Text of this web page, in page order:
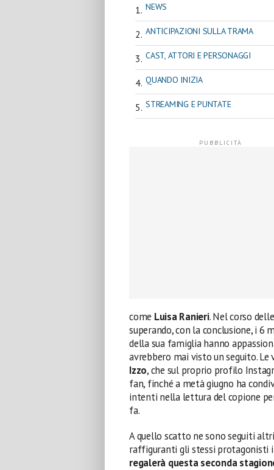
NEWS
ANTICIPAZIONI SULLA TRAMA
CAST, ATTORI E PERSONAGGI
QUANDO INIZIA
STREAMING E PUNTATE
come Luisa Ranieri. Nel corso
superando, con la conclusione, i 6
della sua famiglia hanno
avrebbero mai visto un seguito.
Izzo, che sul proprio profilo
fan, finché a metà giugno ha
intenti nella lettura del copione
fa.
A quello scatto ne sono seguiti
raffiguranti gli stessi protagonisti
regalerà questa seconda